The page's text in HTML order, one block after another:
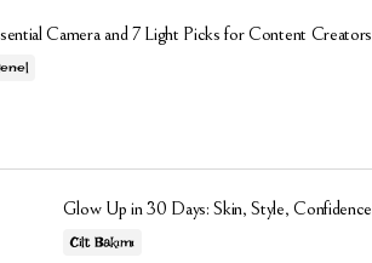
Camera and 7 Light Picks for Content Creators
Glow Up in 30 Days: Skin, Style, Confidence
Cilt Bakımı